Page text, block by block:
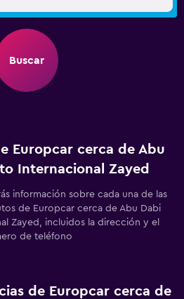
Buscar
Europcar cerca de Abu
Internacional Zayed
información sobre cada una de las
de Europcar cerca de Abu Dabi
Zayed, incluidos la dirección y el
de teléfono
de Europcar cerca de